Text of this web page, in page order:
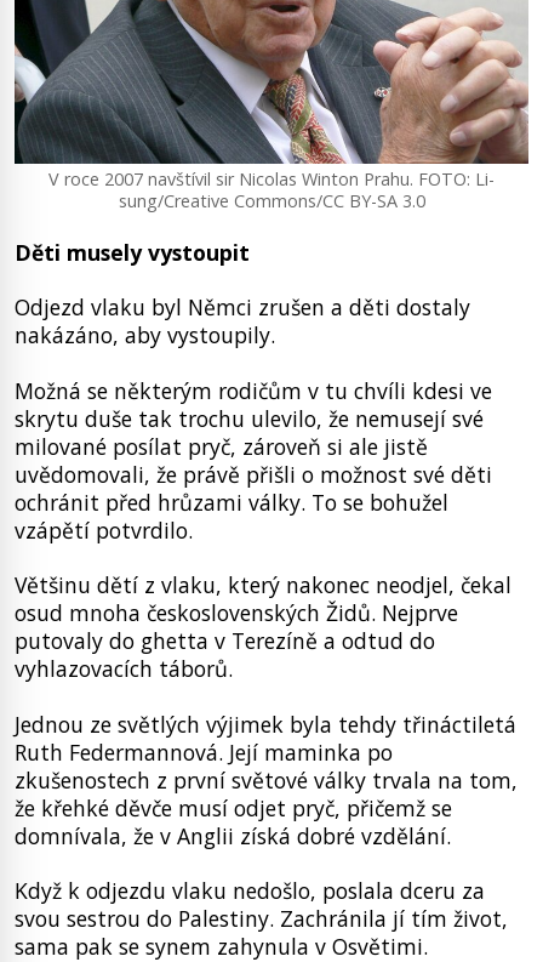
V roce 2007 navštívil sir Nicolas Winton Prahu. FOTO: Li-
sung/Creative Commons/CC BY-SA 3.0
Děti musely vystoupit
Odjezd vlaku byl Němci zrušen a děti dostaly
nakázáno, aby vystoupily.
Možná se některým rodičům v tu chvíli kdesi ve
skrytu duše tak trochu ulevilo, že nemusejí své
milované posílat pryč, zároveň si ale jistě
uvědomovali, že právě přišli o možnost své děti
ochránit před hrůzami války. To se bohužel
vzápětí potvrdilo.
Většinu dětí z vlaku, který nakonec neodjel, čekal
osud mnoha československých Židů. Nejprve
putovaly do ghetta v Terezíně a odtud do
vyhlazovacích táborů.
Jednou ze světlých výjimek byla tehdy třináctiletá
Ruth Federmannová. Její maminka po
zkušenostech z první světové války trvala na tom,
že křehké děvče musí odjet pryč, přičemž se
domnívala, že v Anglii získá dobré vzdělání.
Když k odjezdu vlaku nedošlo, poslala dceru za
svou sestrou do Palestiny. Zachránila jí tím život,
sama pak se synem zahynula v Osvětimi.